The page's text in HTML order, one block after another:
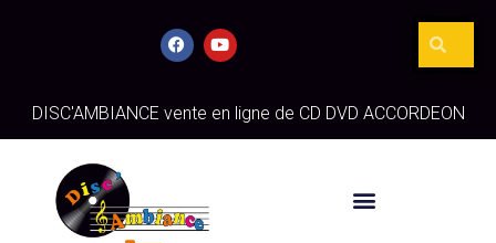
DISC'AMBIANCE vente en ligne de CD DVD ACCORDEON